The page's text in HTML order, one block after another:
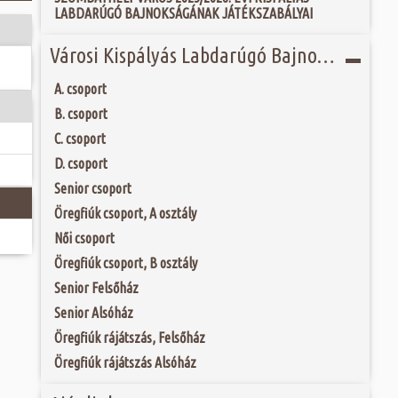
Év óta
Európa egyik
Római
templomuk
egyben
a
játékkal és
a lépést a
LABDARÚGÓ BAJNOKSÁGÁNAK JÁTÉKSZABÁLYAI
Városi Kispályás Labdarúgó Bajnokság 2020
A. csoport
B. csoport
C. csoport
D. csoport
Senior csoport
Öregfiúk csoport, A osztály
Női csoport
Öregfiúk csoport, B osztály
Senior Felsőház
Senior Alsóház
Öregfiúk rájátszás, Felsőház
Öregfiúk rájátszás Alsóház